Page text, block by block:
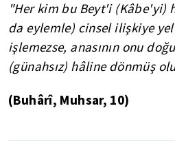
"Her kim bu Beyt'i (Kâbe'yi)
da eylemle) cinsel ilişkiye
işlemezse, anasının onu
(günahsız) hâline dönmüş
(Buhârî, Muhsar, 10)